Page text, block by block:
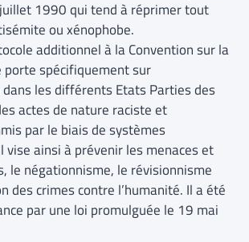
1990 qui tend à réprimer tout
ou xénophobe.
additionnel à la Convention sur la
spécifiquement sur
dans les différents Etats Parties des
actes de nature raciste et
par le biais de systèmes
vise ainsi à prévenir les menaces et
le négationnisme, le révisionnisme
des crimes contre l’humanité. Il a été
par une loi promulguée le 19 mai